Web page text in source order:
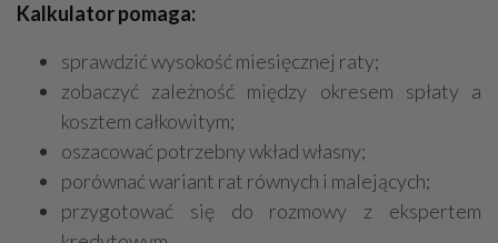
Kalkulator pomaga:
sprawdzić wysokość miesięcznej raty;
zobaczyć zależność między okresem spłaty a
kosztem całkowitym;
oszacować potrzebny wkład własny;
porównać wariant rat równych i malejących;
przygotować się do rozmowy z ekspertem